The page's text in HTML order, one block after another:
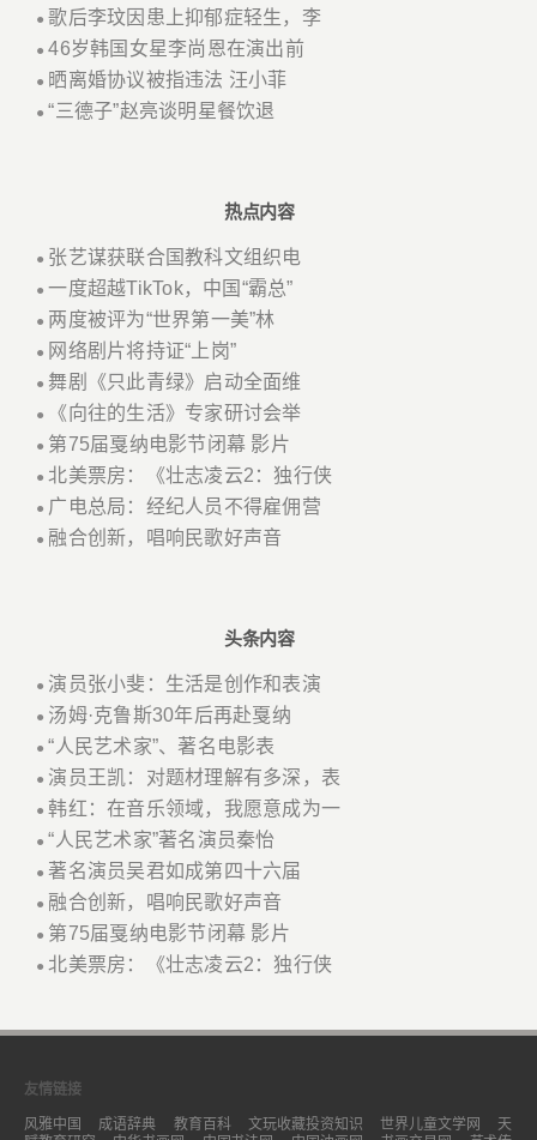
●歌后李玟因患上抑郁症轻生，李
●46岁韩国女星李尚恩在演出前
● 晒离婚协议被指违法 汪小菲
●“三德子”赵亮谈明星餐饮退
热点内容
● 张艺谋获联合国教科文组织电
●一度超越TikTok，中国“霸总”
● 两度被评为“世界第一美”林
● 网络剧片将持证“上岗”
● 舞剧《只此青绿》启动全面维
● 《向往的生活》专家研讨会举
● 第75届戛纳电影节闭幕 影片
●北美票房：《壮志凌云2：独行侠
● 广电总局：经纪人员不得雇佣营
● 融合创新，唱响民歌好声音
头条内容
● 演员张小斐：生活是创作和表演
● 汤姆·克鲁斯30年后再赴戛纳
●“人民艺术家”、著名电影表
● 演员王凯：对题材理解有多深，表
●韩红：在音乐领域，我愿意成为一
●“人民艺术家”著名演员秦怡
● 著名演员吴君如成第四十六届
● 融合创新，唱响民歌好声音
● 第75届戛纳电影节闭幕 影片
●北美票房：《壮志凌云2：独行侠
友情链接
风雅中国 成语辞典 教育百科 文玩收藏投资知识 世界儿童文学网
天